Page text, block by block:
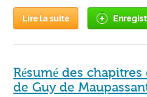
Lire la suite
Résumé des
de Guy de